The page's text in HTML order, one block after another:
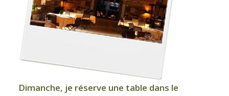
Dimanche, je réserve une table dans le